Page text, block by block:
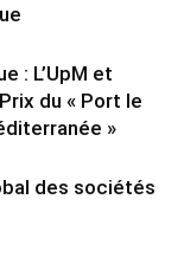
: L’UpM et
du « Port le
»
des sociétés